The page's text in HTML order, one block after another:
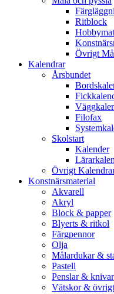
Ritblock
Övrigt
Kalendrar
Årsbundet
Filofax
Skolstart
Kalender
Övrigt
Konstnärsmaterial
Akvarell
Akryl
Block & papper
Blyerts & ritkol
Färgpennor
Olja
Målardukar &
Pastell
Penslar & knivar
Vätskor & övrigt